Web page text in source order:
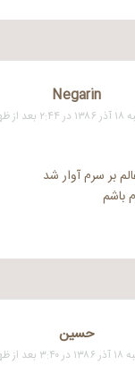
Negarin
ظهر
بر سرم آوار شد
باشم
حسین
از ظهر